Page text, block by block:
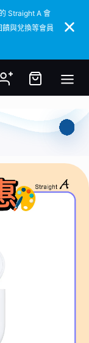
Straight A 會
與兌換等會員
Straight A 會
與兌換等會員